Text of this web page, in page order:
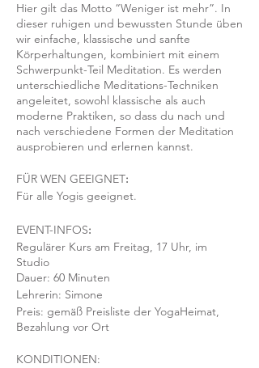
Hier gilt das Motto “Weniger ist mehr”. In
dieser ruhigen und bewussten Stunde üben
wir einfache, klassische und sanfte
Körperhaltungen, kombiniert mit einem
Schwerpunkt-Teil Meditation. Es werden
unterschiedliche Meditations-Techniken
angeleitet, sowohl klassische als auch
moderne Praktiken, so dass du nach und
nach verschiedene Formen der Meditation
ausprobieren und erlernen kannst.
FÜR WEN GEEIGNET:
Für alle Yogis geeignet.
EVENT-INFOS:
Regulärer Kurs am Freitag, 17 Uhr, im
Studio
Dauer: 60 Minuten
Lehrerin: Simone
Preis: gemäß Preisliste der YogaHeimat,
Bezahlung vor Ort
KONDITIONEN: